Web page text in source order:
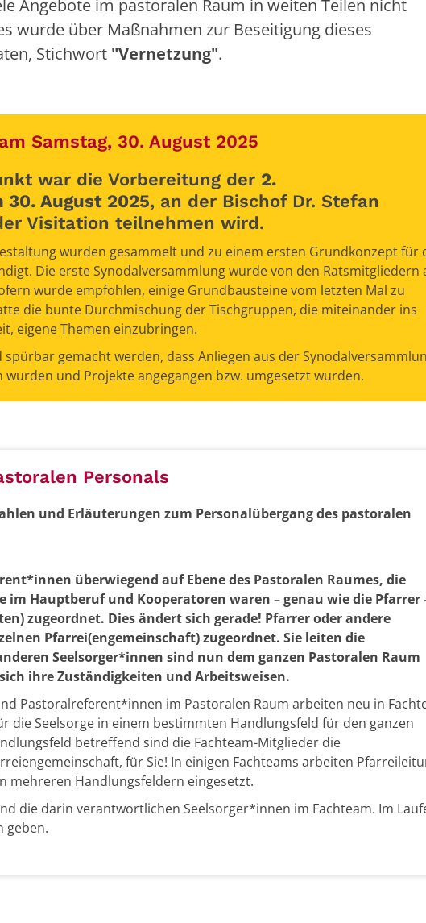
Angebote im pastoralen Raum in weiten Teilen nicht
wurde über Maßnahmen zur Beseitigung dieses
Stichwort "Vernetzung".
Samstag, 30. August 2025
war die Vorbereitung der 2.
30. August 2025, an der Bischof Dr. Stefan
Visitation teilnehmen wird.
wurden gesammelt und zu einem ersten Grundkonzept für
Die erste Synodalversammlung wurde von den Ratsmitgliedern
wurde empfohlen, einige Grundbausteine vom letzten Mal zu
die bunte Durchmischung der Tischgruppen, die miteinander ins
eigene Themen einzubringen.
gemacht werden, dass Anliegen aus der
und Projekte angegangen bzw. umgesetzt wurden.
Personals
und Erläuterungen zum Personalübergang des pastoralen
überwiegend auf Ebene des Pastoralen Raumes, die
Hauptberuf und Kooperatoren waren – genau wie die Pfarrer
zugeordnet. Dies ändert sich gerade! Pfarrer oder andere
Pfarrei(engemeinschaft) zugeordnet. Sie leiten die
Seelsorger*innen sind nun dem ganzen Pastoralen Raum
ihre Zuständigkeiten und Arbeitsweisen.
Pastoralreferent*innen im Pastoralen Raum arbeiten neu in
die Seelsorge in einem bestimmten Handlungsfeld für den ganzen
betreffend sind die Fachteam-Mitglieder die
für Sie! In einigen Fachteams arbeiten
mehreren Handlungsfeldern eingesetzt.
die darin verantwortlichen Seelsorger*innen im Fachteam. Im
geben.